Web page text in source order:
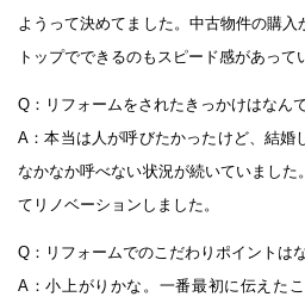
ようって決めてました。中古物件の購
トップでできるのもスピード感があって
Q：リフォームをされたきっかけはなん
A：本当は人が呼びたかったけど、結婚
なかなか呼べない状況が続いていました
てリノベーションしました。
Q：リフォームでのこだわりポイントは
A：小上がりかな。一番最初に伝えた